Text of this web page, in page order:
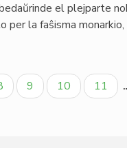
el plejparte
la faŝisma monarkio,
Paĝo
9 Paĝo
10 Paĝo
11